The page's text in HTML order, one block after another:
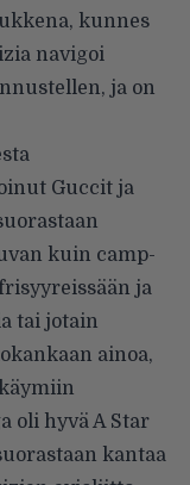
kunnes
navigoi
ja on
Guccit ja
kuin camp-
ja
tai jotain
ainoa,
oli hyvä A Star
kantaa